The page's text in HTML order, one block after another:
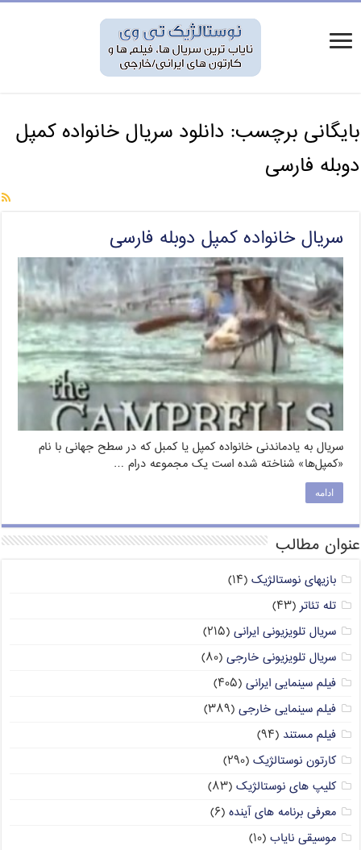
بایگانی برچسب: دانلود سریال خانواده کمپل
دوبله فارسی
سریال خانواده کمپل دوبله فارسی
سریال به یادماندنی خانواده کمپل یا کمبل که در سطح جهانی با نام
«کمپل‌ها» شناخته شده است یک مجموعه درام …
ادامه
عنوان مطالب
بازیهای نوستالژیک (۱۴)
تله تئاتر (۴۳)
سریال تلویزیونی ایرانی (۲۱۵)
سریال تلویزیونی خارجی (۸۰)
فیلم سینمایی ایرانی (۴۰۵)
فیلم سینمایی خارجی (۳۸۹)
فیلم مستند (۹۴)
کارتون نوستالژیک (۲۹۰)
کلیپ های نوستالژیک (۸۳)
معرفی برنامه های آینده (۶)
موسیقی نایاب (۱۰)